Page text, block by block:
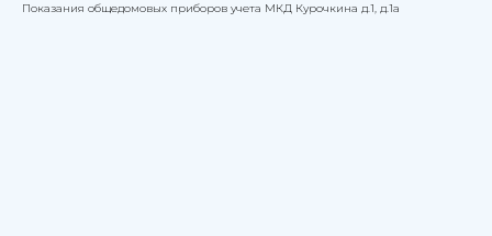
Показания общедомовых приборов учета МКД Курочкина д.1, д.1а